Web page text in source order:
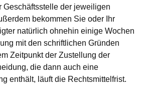
Geschäftsstelle der jeweiligen
bekommen Sie oder Ihr
natürlich ohnehin einige Wochen
mit den schriftlichen Gründen
Zeitpunkt der Zustellung der
die dann auch eine
enthält, läuft die Rechtsmittelfrist.